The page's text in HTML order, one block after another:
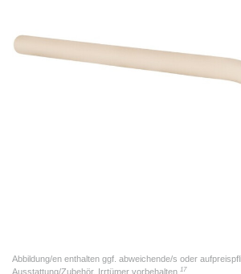
Abbildung/en enthalten ggf. abweichende/s oder
Ausstattung/Zubehör. Irrtümer vorbehalten. 17